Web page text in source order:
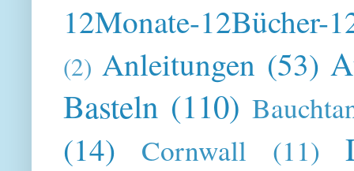
12Monate-12Bücher-
(2) Anleitungen (53)
Basteln (110)
(14) Cornwall (11)